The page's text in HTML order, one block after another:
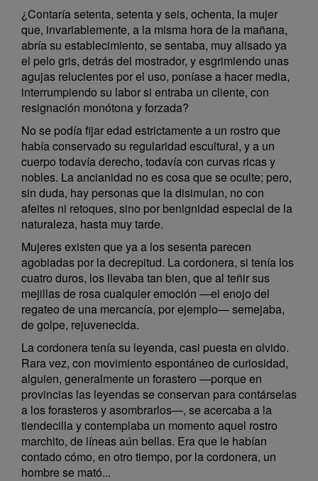
¿Contaría setenta, setenta y seis, ochenta, la mujer
que, invariablemente, a la misma hora de la mañana,
abría su establecimiento, se sentaba, muy alisado ya
el pelo gris, detrás del mostrador, y esgrimiendo unas
agujas relucientes por el uso, poníase a hacer media,
interrumpiendo su labor si entraba un cliente, con
resignación monótona y forzada?
No se podía fijar edad estrictamente a un rostro que
había conservado su regularidad escultural, y a un
cuerpo todavía derecho, todavía con curvas ricas y
nobles. La ancianidad no es cosa que se oculte; pero,
sin duda, hay personas que la disimulan, no con
afeites ni retoques, sino por benignidad especial de la
naturaleza, hasta muy tarde.
Mujeres existen que ya a los sesenta parecen
agobiadas por la decrepitud. La cordonera, si tenía los
cuatro duros, los llevaba tan bien, que al teñir sus
mejillas de rosa cualquier emoción —el enojo del
regateo de una mercancía, por ejemplo— semejaba,
de golpe, rejuvenecida.
La cordonera tenía su leyenda, casi puesta en olvido.
Rara vez, con movimiento espontáneo de curiosidad,
alguien, generalmente un forastero —porque en
provincias las leyendas se conservan para contárselas
a los forasteros y asombrarlos—, se acercaba a la
tiendecilla y contemplaba un momento aquel rostro
marchito, de líneas aún bellas. Era que le habían
contado cómo, en otro tiempo, por la cordonera, un
hombre se mató...